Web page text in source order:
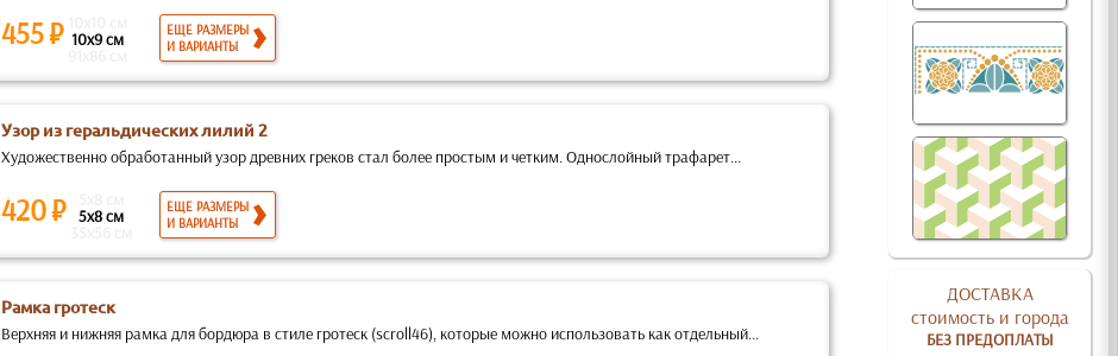
ДОСТАВКА
стоимость и города
БЕЗ ПРЕДОПЛАТЫ
455 ₽ 10x9 см
ЕЩЕ РАЗМЕРЫ
И ВАРИАНТЫ
Узор из геральдических лилий 2
Художественно обработанный узор древних греков стал более простым и четким. Однослойный трафарет...
420 ₽ 5x8 см
ЕЩЕ РАЗМЕРЫ
И ВАРИАНТЫ
Рамка гротеск
Верхняя и нижняя рамка для бордюра в стиле гротеск (scroll46), которые можно использовать как отдельный...